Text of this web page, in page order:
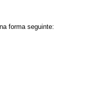
forma seguinte: